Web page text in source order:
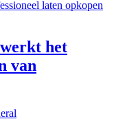
het
van